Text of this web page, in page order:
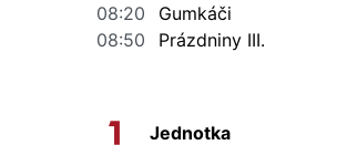
08:20
Gumkáči
08:50
Prázdniny III.
Jednotka